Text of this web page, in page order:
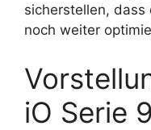
sicherstellen,
noch weiter
iO Serie